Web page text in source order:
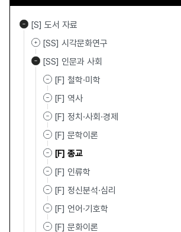
[S] 도서 자료
[SS] 시각문화연구
[SS] 인문과 사회
[F] 철학·미학
[F] 역사
[F] 정치·사회·경제
[F] 문학이론
[F] 종교
[F] 인류학
[F] 정신분석·심리
[F] 언어·기호학
[F] 문화이론